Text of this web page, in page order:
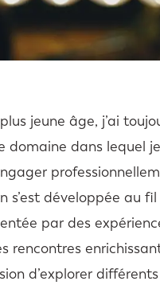
jeune âge, j’ai
domaine dans lequel je
s’est développée au
par des
rencontres
d’explorer différents